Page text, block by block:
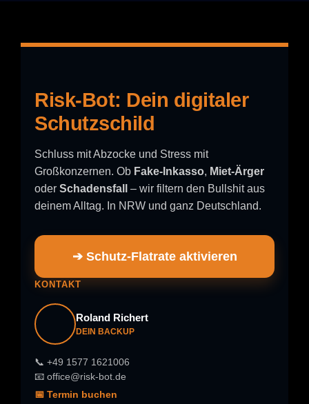
Risk-Bot: Dein digitaler
Schutzschild
Schluss mit Abzocke und Stress mit
Großkonzernen. Ob Fake-Inkasso, Miet-Ärger
oder Schadensfall
– wir filtern den Bullshit aus
deinem Alltag. In NRW und ganz Deutschland.
➔ Schutz-Flatrate aktivieren
KONTAKT
Roland Richert
DEIN BACKUP
📞 +49 1577 1621006
📧 office@risk-bot.de
📅 Termin buchen